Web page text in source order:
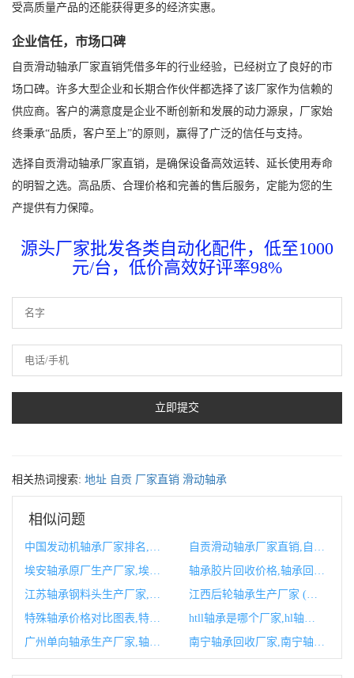
受高质量产品的还能获得更多的经济实惠。
企业信任，市场口碑
自贡滑动轴承厂家直销凭借多年的行业经验，已经树立了良好的市
场口碑。许多大型企业和长期合作伙伴都选择了该厂家作为信赖的
供应商。客户的满意度是企业不断创新和发展的动力源泉，厂家始
终秉承“品质，客户至上”的原则，赢得了广泛的信任与支持。
选择自贡滑动轴承厂家直销，是确保设备高效运转、延长使用寿命
的明智之选。高品质、合理价格和完善的售后服务，定能为您的生
产提供有力保障。
源头厂家批发各类自动化配件，低至1000
元/台，低价高效好评率98%
相关热词搜索: 地址 自贡 厂家直销 滑动轴承
相似问题
江西后轮轴承生产厂家 (后轮轴承拆卸视频)